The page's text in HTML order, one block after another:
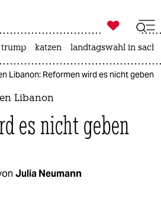
zahl ich
ich

taz zahl ich
trump katzen landtagswahl in
Libanon: Reformen wird es nicht geben
Libanon
es nicht geben
Julia Neumann